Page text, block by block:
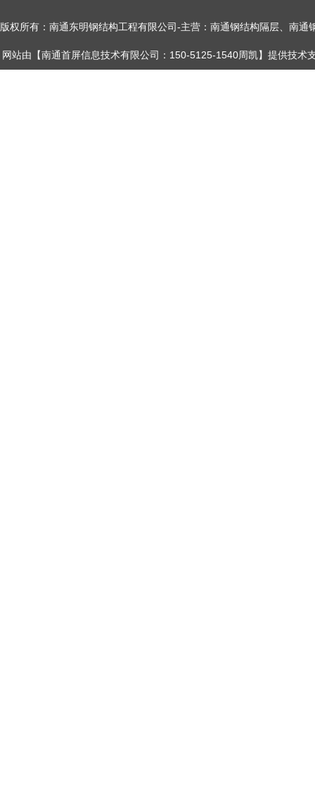
版权所有：南通东明钢结构工程有限公司-主营：南通钢结构隔层、南
网站由【南通首屏信息技术有限公司：150-5125-1540周凯】提供技术